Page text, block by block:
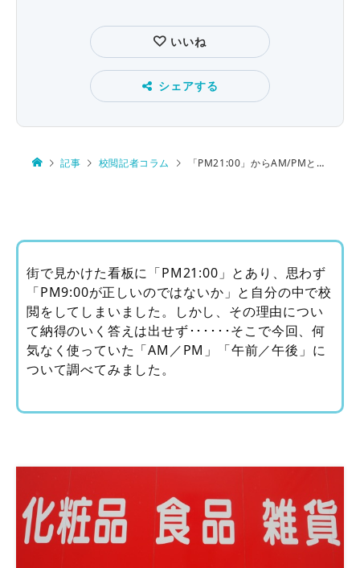
いいね
シェアする
記事 校閲記者コラム 「PM21:00」からAM/PMと午前/午後について調べてみた
街で見かけた看板に「PM21:00」とあり、思わず
「PM9:00が正しいのではないか」と自分の中で校
閲をしてしまいました。しかし、その理由につい
て納得のいく答えは出せず･･････そこで今回、何
気なく使っていた「AM／PM」「午前／午後」に
ついて調べてみました。